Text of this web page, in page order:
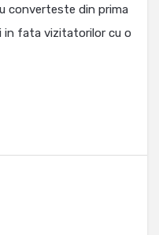
converteste din prima
in fata vizitatorilor cu o